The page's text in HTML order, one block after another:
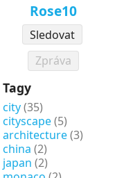
Rose10
Sledovat
Zpráva
Tagy
city(35)
cityscape(5)
architecture(3)
china (2)
japan (2)